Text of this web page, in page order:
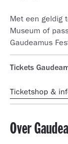
Met een geldig
Museum of
Gaudeamus
Tickets
Ticketshop &
Over